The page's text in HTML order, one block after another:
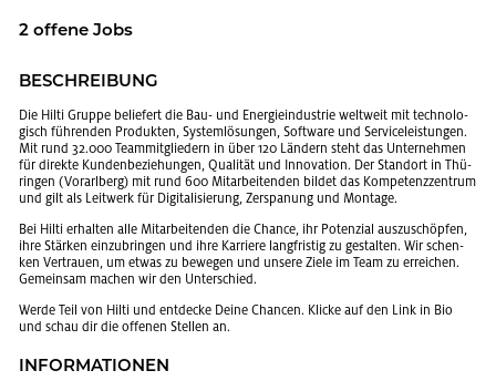
2 of­fe­ne Jobs
BE­SCHREI­BUNG
Die Hilti Grup­pe be­lie­fert die Bau- und En­er­gie­in­dus­trie welt­weit mit tech­no­lo­
gisch füh­ren­den Pro­duk­ten, Sys­tem­lö­sun­gen, Soft­ware und Ser­vice­leis­tun­gen.
Mit rund 32.000 Team­mit­glie­dern in über 120 Län­dern steht das Un­ter­neh­men
für di­rek­te Kun­den­be­zie­hun­gen, Qua­li­tät und In­no­va­ti­on. Der Stand­ort in Thü­
rin­gen (Vor­arl­berg) mit rund 600 Mit­ar­bei­ten­den bil­det das Kom­pe­tenz­zen­trum
und gilt als Leit­werk für Di­gi­ta­li­sie­rung, Zer­spa­nung und Mon­ta­ge.
Bei Hilti er­hal­ten alle Mit­ar­bei­ten­den die Chan­ce, ihr Po­ten­zi­al aus­zu­schöp­fen,
ihre Stär­ken ein­zu­brin­gen und ihre Kar­rie­re lang­fris­tig zu ge­stal­ten. Wir schen­
ken Ver­trau­en, um etwas zu be­we­gen und un­se­re Ziele im Team zu er­rei­chen.
Ge­mein­sam ma­chen wir den Un­ter­schied.
Werde Teil von Hilti und ent­de­cke Deine Chan­cen. Kli­cke auf den Link in Bio
und schau dir die of­fe­nen Stel­len an.
IN­FOR­MA­TIO­NEN